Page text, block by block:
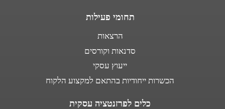
תחומי פעילות
הרצאות
סדנאות וקורסים
ייעוץ עסקי
הכשרות ייחודיות בהתאם למקצוע הלקוח
כלים לפרזנטציה עסקית